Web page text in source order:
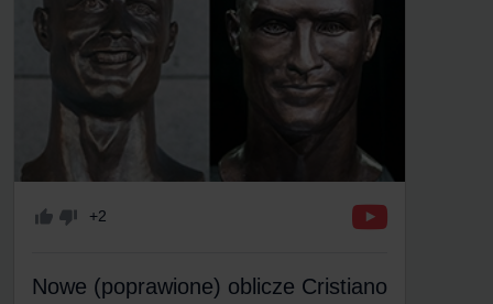
+2
Nowe (poprawione) oblicze Cristiano